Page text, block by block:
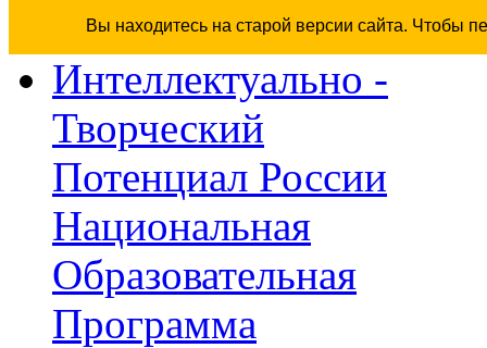
Вы находитесь на старой версии сайта. Чтобы
Интеллектуально -
Творческий
Потенциал России
Национальная
Образовательная
Программа